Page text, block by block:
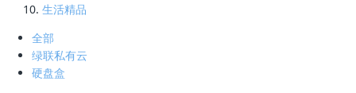
生活精品
全部
绿联私有云
硬盘盒